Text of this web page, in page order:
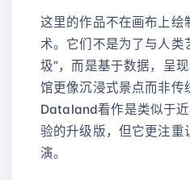
这里的作品不在画布上绘
术。它们不是为了与人类
圾”，而是基于数据，呈
馆更像沉浸式景点而非传
Dataland看作是类似于
验的升级版，但它更注重
演。